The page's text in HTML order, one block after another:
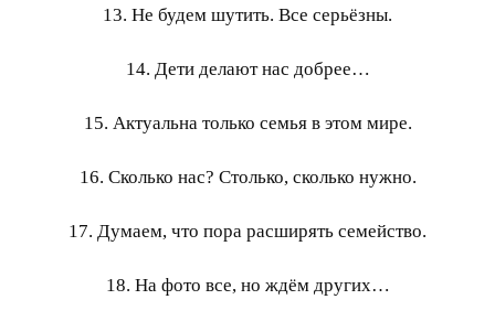
13. Не будем шутить. Все серьёзны.
14. Дети делают нас добрее…
15. Актуальна только семья в этом мире.
16. Сколько нас? Столько, сколько нужно.
17. Думаем, что пора расширять семейство.
18. На фото все, но ждём других…